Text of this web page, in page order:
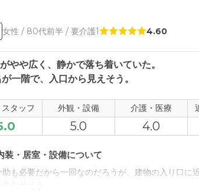
女性 / 80代前半 / 要介護1 4.60
やや広く、静かで落ち着いていた。
一階で、入口から見えそう。
タッフ 外観・設備 介護・医療
5.0 4.0
装・居室・設備について
助も必要だから一回なのだろうが、建物の入り口